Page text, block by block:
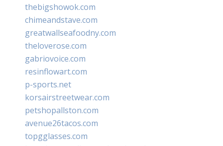
thebigshowok.com
chimeandstave.com
greatwallseafoodny.com
theloverose.com
gabriovoice.com
resinflowart.com
p-sports.net
korsairstreetwear.com
petshopallston.com
avenue26tacos.com
topgglasses.com